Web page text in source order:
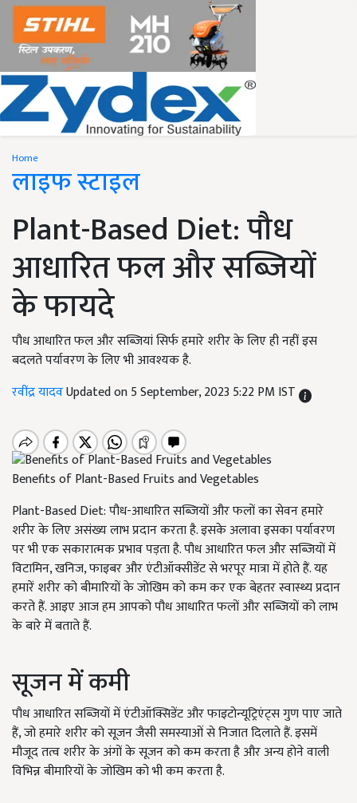
Home
लाइफ स्टाइल
Plant-Based Diet: पौध
आधारित फल और सब्जियों
के फायदे
पौध आधारित फल और सब्जियां सिर्फ हमारे शरीर के लिए ही नहीं इस
बदलते पर्यावरण के लिए भी आवश्यक है.
रवींद्र यादवUpdated on 5 September, 2023 5:22 PM IST
Benefits of Plant-Based Fruits and Vegetables
Plant-Based Diet:पौध-आधारित सब्जियों और फलों का सेवन हमारे
शरीर के लिए असंख्य लाभ प्रदान करता है. इसके अलावा इसका पर्यावरण
पर भी एक सकारात्मक प्रभाव पड़ता है. पौध आधारित फल और सब्जियों में
विटामिन,खनिज,फाइबर और एंटीऑक्सीडेंट से भरपूर मात्रा में होते हैं. यह
हमारें शरीर को बीमारियों के जोखिम को कम कर एक बेहतर स्वास्थ्य प्रदान
करते हैं. आइए आज हम आपको पौध आधारित फलों और सब्जियों को लाभ
के बारे में बताते हैं.
सूजन में कमी
पौध आधारित सब्जियों में एंटीऑक्सिडेंट और फाइटोन्यूट्रिएंट्स गुण पाए जाते
हैं,जो हमारे शरीर को सूजन जैसी समस्याओं से निजात दिलाते हैं. इसमें
मौजूद तत्व शरीर के अंगों के सूजन को कम करता है और अन्य होने वाली
विभिन्न बीमारियों के जोखिम को भी कम करता है.